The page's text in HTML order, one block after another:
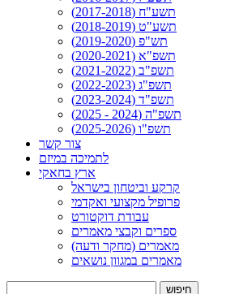
תשע"ח (2017-2018)
תשע"ט (2018-2019)
תש"פ (2019-2020)
תשפ"א (2020-2021)
תשפ"ב (2021-2022)
תשפ"ג (2022-2023)
תשפ"ד (2023-2024)
תשפ"ה (2024 - 2025)
תשפ"ו (2025-2026)
צור קשר
לתמיכה במיזם
ארץ בחאקי
קרקע וביטחון בישראל
פרופיל מקצועי ואקדמי
עבודת דוקטורט
ספרים וקבצי מאמרים
מאמרים (מחקר ודעה)
מאמרים במגוון נושאים